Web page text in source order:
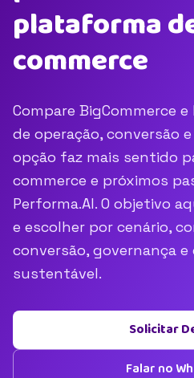
plataforma
commerce
Compare BigCommerce
de operação, conversão e
opção faz mais sentido
commerce e próximos
Performa.AI. O objetivo
e escolher por cenário,
conversão, governança
sustentável.
Solicitar
Falar no